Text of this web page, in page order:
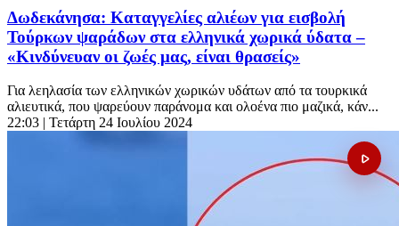
Δωδεκάνησα: Καταγγελίες αλιέων για εισβολή
Τούρκων ψαράδων στα ελληνικά χωρικά ύδατα –
«Κινδύνευαν οι ζωές μας, είναι θρασείς»
Για λεηλασία των ελληνικών χωρικών υδάτων από τα τουρκικά
αλιευτικά, που ψαρεύουν παράνομα και ολοένα πιο μαζικά, κάν...
22:03 | Τετάρτη 24 Ιουλίου 2024